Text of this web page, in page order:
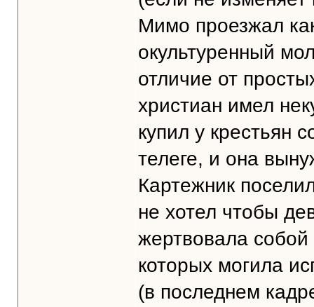
Мимо проезжал
окультуренный
отличие от
христиан имел
купил у крестьян
телеге, и она
Картежник
не хотел чтобы
жертвовала
которых могила
(в последнем